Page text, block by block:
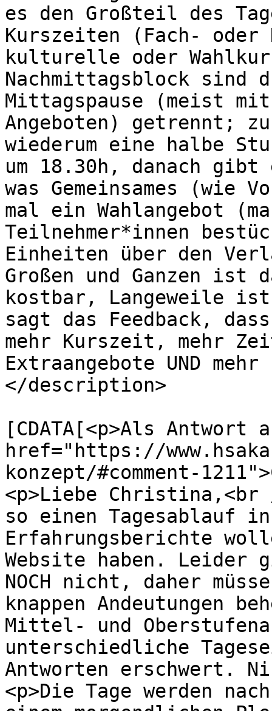
es den Großteil des
Kurszeiten (Fach- oder
kulturelle oder
Nachmittagsblock sind
Mittagspause (meist
Angeboten) getrennt;
wiederum eine halbe
um 18.30h, danach gibt
was Gemeinsames (wie
mal ein Wahlangebot
Teilnehmer*innen
Einheiten über den
Großen und Ganzen
kostbar, Langeweile
sagt das Feedback,
mehr Kurszeit, mehr
Extraangebote UND
</description>
[CDATA[<p>Als Antwort
href="https://
konzept/#comment-
<p>Liebe Christina,<br
so einen Tagesablauf
Erfahrungsberichte
Website haben. Leider
NOCH nicht, daher
knappen Andeutungen
Mittel- und
unterschiedliche
Antworten erschwert.
<p>Die Tage werden